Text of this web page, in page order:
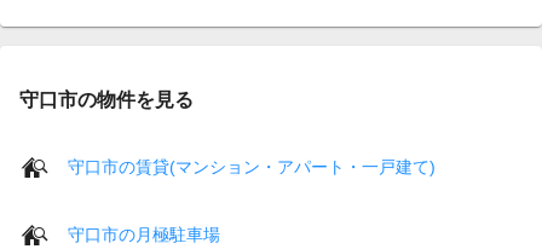
守口市の物件を見る
守口市の賃貸(マンション・アパート・一戸建て)
守口市の月極駐車場